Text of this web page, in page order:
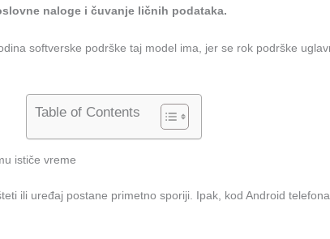
naloge i čuvanje ličnih podataka.
softverske podrške taj model ima, jer se rok podrške
Table of Contents
ističe vreme
ili uređaj postane primetno sporiji. Ipak, kod Android